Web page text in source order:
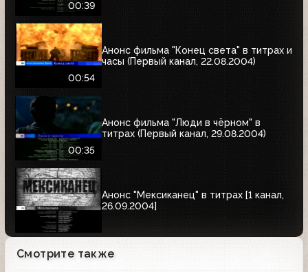
00:39
00:54
Анонс фильма "Конец света" в титрах и
часы (Первый канал, 22.08.2004)
00:35
Анонс фильма "Люди в чёрном" в
титрах (Первый канал, 29.08.2004)
Анонс "Мексиканец" в титрах [1 канал,
26.09.2004]
Смотрите также